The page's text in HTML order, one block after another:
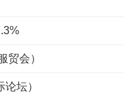
贸会）
坛）